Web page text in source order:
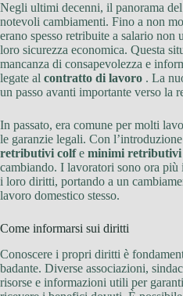
Negli ultimi decenni, il panorama del
notevoli cambiamenti. Fino a non
erano spesso retribuite a salario
loro sicurezza economica. Questa
mancanza di consapevolezza e
legate al contratto di lavoro . La
un passo avanti importante verso la
In passato, era comune per molti
le garanzie legali. Con
retributivi colfe minimi retributivi
cambiando. I lavoratori sono ora
i loro diritti, portando a un
lavoro domestico stesso.
Come informarsi sui diritti
Conoscere i propri diritti è
badante. Diverse associazioni,
risorse e informazioni utili per